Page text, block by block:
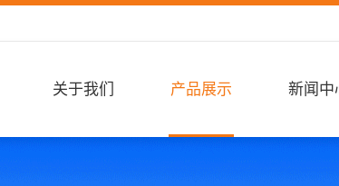
关于我们 产品展示 新闻中